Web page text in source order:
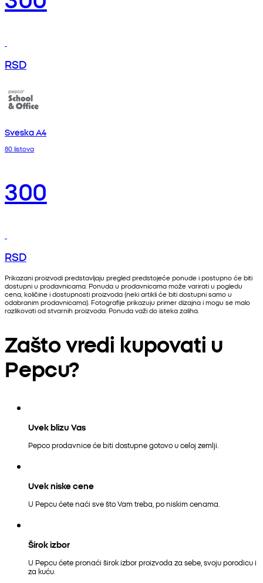
RSD
Sveska A4
80 listova
300
RSD
Prikazani proizvodi predstavljaju pregled predstojeće ponude i postupno će biti
dostupni u prodavnicama. Ponuda u prodavnicama može varirati u pogledu
cena, količine i dostupnosti proizvoda (neki artikli će biti dostupni samo u
odabranim prodavnicama). Fotografije prikazuju primer dizajna i mogu se malo
razlikovati od stvarnih proizvoda. Ponuda važi do isteka zaliha.
Zašto vredi kupovati u
Pepcu?
Uvek blizu Vas
Pepco prodavnice će biti dostupne gotovo u celoj zemlji.
Uvek niske cene
U Pepcu ćete naći sve što Vam treba, po niskim cenama.
Širok izbor
U Pepcu ćete pronaći širok izbor proizvoda za sebe, svoju porodicu i
za kuću.